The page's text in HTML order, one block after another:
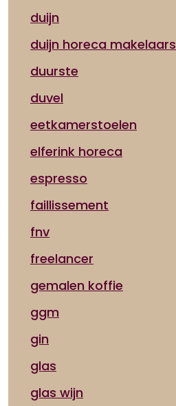
duijn
duijn horeca makelaars
duurste
duvel
eetkamerstoelen
elferink horeca
espresso
faillissement
fnv
freelancer
gemalen koffie
ggm
gin
glas
glas wijn